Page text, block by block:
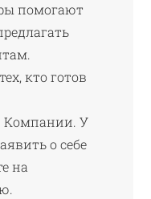
помогают
кто готов
Компании. У
о себе
на